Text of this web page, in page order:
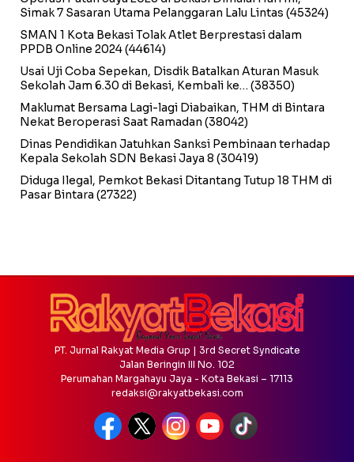
Simak 7 Sasaran Utama Pelanggaran Lalu Lintas (45324)
SMAN 1 Kota Bekasi Tolak Atlet Berprestasi dalam
PPDB Online 2024(44614)
Usai Uji Coba Sepekan, Disdik Batalkan Aturan Masuk
Sekolah Jam 6.30 di Bekasi, Kembali ke… (38350)
Maklumat Bersama Lagi-lagi Diabaikan, THM di Bintara
Nekat Beroperasi Saat Ramadan (38042)
Dinas Pendidikan Jatuhkan Sanksi Pembinaan terhadap
Kepala Sekolah SDN Bekasi Jaya 8 (30419)
Diduga Ilegal, Pemkot Bekasi Ditantang Tutup 18 THM di
Pasar Bintara (27322)
PT. Jurnal Rakyat Media Grup | 3rd Secret Syndicate
Jalan Beringin III No. 102
Perumahan Margahayu Jaya - Kota Bekasi – 17113
redaksi@rakyatbekasi.com